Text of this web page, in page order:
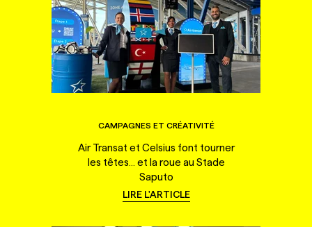
CAMPAGNES ET CRÉATIVITÉ
Air Transat et Celsius font tourner
les têtes... et la roue au Stade
Saputo
LIRE L'ARTICLE